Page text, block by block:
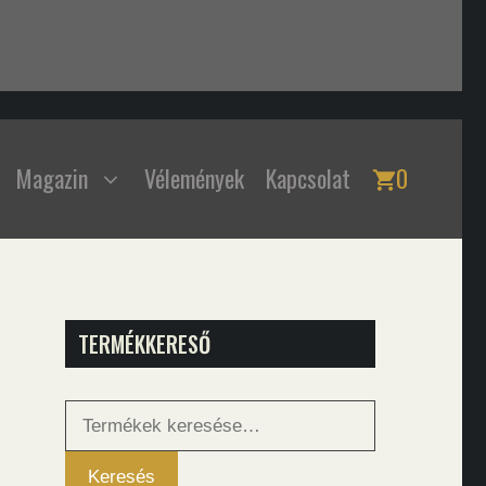
Magazin Vélemények Kapcsolat 0
TERMÉKKERESŐ
Keresés
Keresés